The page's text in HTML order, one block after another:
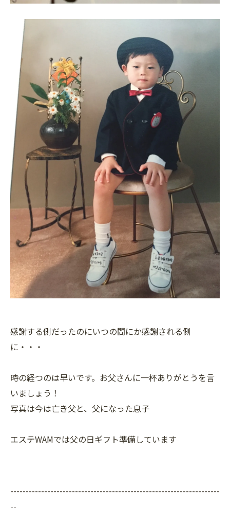
感謝する側だったのにいつの間にか感謝される側
に・・・
時の経つのは早いです。お父さんに一杯ありがとうを言
いましょう！
写真は今は亡き父と、父になった息子
エステWAMでは父の日ギフト準備しています
--------------------------------------------------------------------
--